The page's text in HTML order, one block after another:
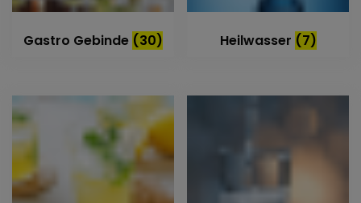
Gastro Gebinde (30) Heilwasser (7)